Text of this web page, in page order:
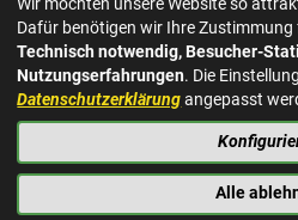
Am Markt 8
27624 Geestland
Tel.: 04743 937-2300
KONTAKT
IMPRESSUM
Wir möchten unsere Website so
Dafür benötigen wir Ihre
Technisch notwendig, Besucher-
Nutzungserfahrungen. Die
Datenschutzerklärungangepasst
Alle